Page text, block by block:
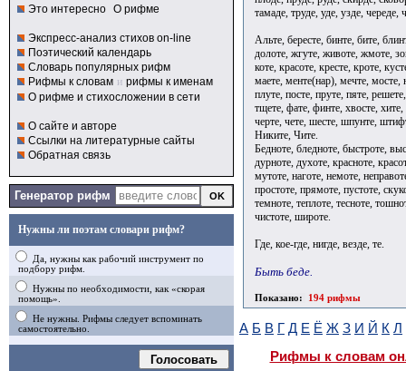
Это интересно О рифме
Экспресс-анализ стихов on-line
Поэтический календарь
Словарь популярных рифм
Рифмы к словам и рифмы к именам
О рифме и стихосложении в сети
О сайте и авторе
Ссылки на литературные сайты
Обратная связь
Генератор рифм
Нужны ли поэтам словари рифм?
Да, нужны как рабочий инструмент по
подбору рифм.
Нужны по необходимости, как «скорая
помощь».
Не нужны. Рифмы следует вспоминать
самостоятельно.
Голосовать
тамаде, труде, уде, узде, череде,
Альте, бересте, бинте, бите,
долоте, жгуте, животе, жмоте,
коте, красоте, кресте, кроте,
маете, менте(нар), мечте, мосте,
плуте, посте, пруте, пяте,
тщете, фате, финте, хвосте,
черте, чете, шесте, шпунте,
Никите, Чите.
Бедноте, бледноте, быстроте,
дурноте, духоте, красноте,
мутоте, наготе, немоте,
простоте, прямоте, пустоте,
темноте, теплоте, тесноте,
чистоте, широте.
Где, кое-где, нигде, везде, те.
Быть беде.
Показано: 194 рифмы
А Б В Г Д Е Ё Ж З И Й К Л
Рифмы к словам